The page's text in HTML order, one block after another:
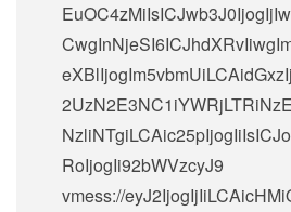
RoIjogIi92bWVzcyJ9
vmess://